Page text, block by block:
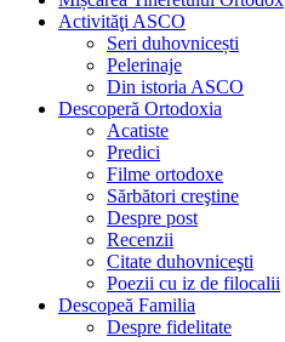
Activităţi ASCO
Seri duhovnicești
Pelerinaje
Din istoria ASCO
Descoperă Ortodoxia
Acatiste
Predici
Filme ortodoxe
Sărbători creştine
Despre post
Recenzii
Citate duhovniceşti
Poezii cu iz de filocalii
Descopeă Familia
Despre fidelitate